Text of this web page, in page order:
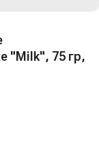
"Milk", 75 гр,